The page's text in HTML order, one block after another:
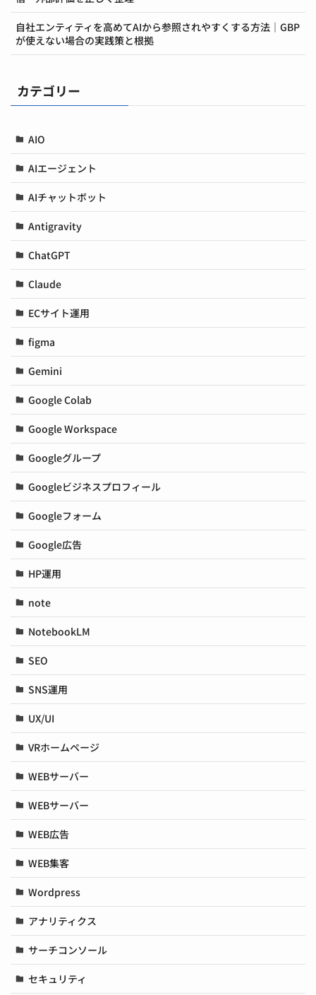
自社エンティティを高めてAIから参照されやすくする方法｜GBP
が使えない場合の実践策と根拠
カテゴリー
AIO
AIエージェント
AIチャットボット
Antigravity
ChatGPT
Claude
ECサイト運用
figma
Gemini
Google Colab
Google Workspace
Googleグループ
Googleビジネスプロフィール
Googleフォーム
Google広告
HP運用
note
NotebookLM
SEO
SNS運用
UX/UI
VRホームページ
WEBサーバー
WEBサーバー
WEB広告
WEB集客
Wordpress
アナリティクス
サーチコンソール
セキュリティ